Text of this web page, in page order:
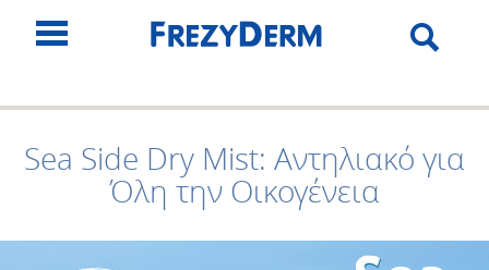
Sea Side Dry Mist: Αντηλιακό για
Όλη την Οικογένεια